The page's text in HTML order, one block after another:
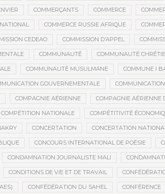
COMMERÇANTS COMMERCE
COMMERCE RUSSIE AFRIQUE
CEDEAO COMMISSION D’APPEL
COMMUNAUTÉ COMMUNAUTÉ
COMMUNAUTÉ MUSULMANE COMMUNE I
GOUVERNEMENTALE
COMPAGNIE AÉRIENNE COMPAGNIE AÉRIENNE
COMPÉTITION NATIONALE COMPÉTITIVITÉ
CONCERTATION CONCERTATION
CONCOURS INTERNATIONAL DE POÉSIE
CONDAMNATION JOURNALISTE MALI
CONDITIONS DE VIE ET DE TRAVAIL
CONFÉDÉRATION DU SAHEL CONFÉRENCE